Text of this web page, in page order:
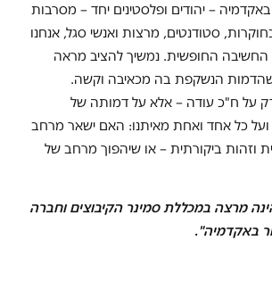
– יהודים ופלסטינים יחד – מסרבות
סטודנטים, מרצות ואנשי סגל, אנחנו
החשיבה החופשית. נמשיך להציב מראה
הנשקפת בה מכאיבה וקשה.
על ח"כ עודה – אלא על דמותה של
כל אחד ואחת מאיתנו: האם ישאר מרחב
ביקורתית – או שיהפוך מרחב של
מרצה במכללת סמינר הקיבוצים וחברה
באקדמיה".